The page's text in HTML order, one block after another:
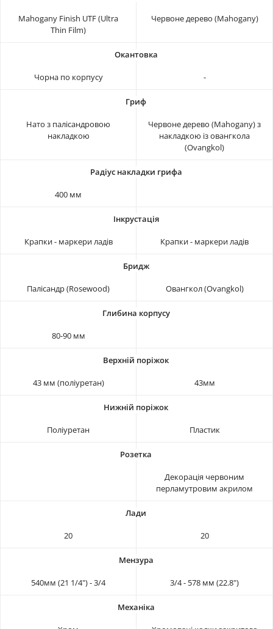
Mahogany Finish UTF (Ultra
Thin Film)
Червоне дерево (Mahogany)
Чорна по корпусу -
Нато з палісандровою
накладкою
Червоне дерево (Mahogany) з
накладкою із овангкола
(Ovangkol)
400 мм
Крапки - маркери ладів Крапки - маркери ладів
Палісандр (Rosewood) Овангкол (Ovangkol)
80-90 мм
43 мм (поліуретан) 43мм
Поліуретан Пластик
Декорація червоним
перламутровим акрилом
20 20
540мм (21 1/4") - 3/4 3/4 - 578 мм (22.8")